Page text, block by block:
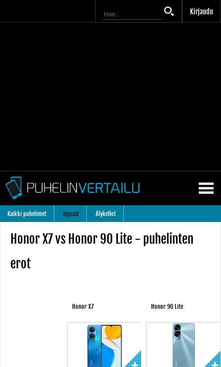
Kirjaudu
Kaikki puhelimet Oppaat Älykellot
Honor X7 vs Honor 90 Lite - puhelinten
erot
Honor X7 Honor 90 Lite